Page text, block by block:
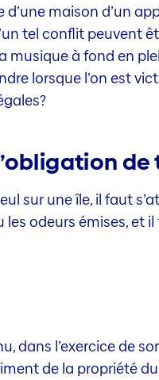
d’une maison d’un
tel conflit peuvent
à fond en
lorsque l’on est
sur une île, il faut
les odeurs émises, et
dans l’exercice de
de la propriété